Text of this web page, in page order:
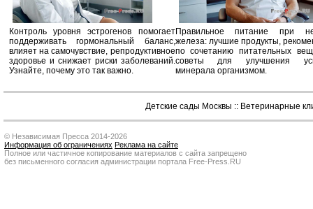
Контроль уровня эстрогенов помогает
поддерживать гормональный баланс,
влияет на самочувствие, репродуктивное
здоровье и снижает риски заболеваний.
Узнайте, почему это так важно.
Правильное питание при
железа: лучшие продукты,
по сочетанию питательных
советы для улучшения
минерала организмом.
Детские сады Москвы :: Ветеринарные
© Независимая Пресса 2014-2026
Информация об ограничениях Реклама на сайте
Полное или частичное копирование материалов с сайта запрещено
без письменного согласия администрации портала Free-Press.RU